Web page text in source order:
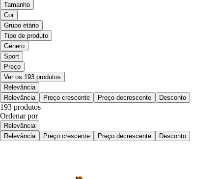
Tamanho
Cor
Grupo etário
Tipo de produto
Género
Sport
Preço
Ver os 193 produtos
Relevância
Relevância
Preço crescente Preço decrescente Desconto
193 produtos
Ordenar por
Relevância
Relevância
Preço crescente Preço decrescente Desconto